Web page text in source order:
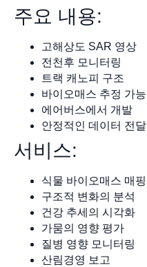
주요 내용:
고해상도 SAR 영상
전천후 모니터링
트랙 캐노피 구조
바이오매스 추정 가능
에어버스에서 개발
안정적인 데이터 전달
서비스:
식물 바이오매스 매핑
구조적 변화의 분석
건강 추세의 시각화
가뭄의 영향 평가
질병 영향 모니터링
산림경영 보고